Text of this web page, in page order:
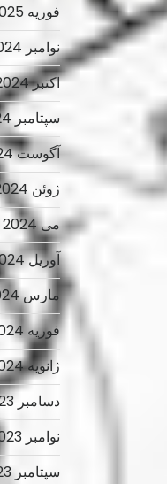
فوریه 2025
نوامبر 2024
اکتبر 2024
سپتامبر 2024
آگوست 2024
ژوئن 2024
می 2024
آوریل 2024
مارس 2024
فوریه 2024
ژانویه 2024
دسامبر 2023
نوامبر 2023
سپتامبر 2023